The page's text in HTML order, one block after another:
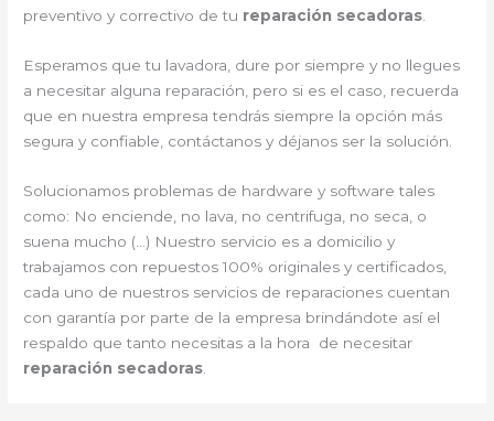
preventivo y correctivo de tu reparación secadoras
Esperamos que tu lavadora, dure por siempre y no llegues
a necesitar alguna reparación, pero si es el caso, recuerda
que en nuestra empresa tendrás siempre la opción más
segura y confiable, contáctanos y déjanos ser la solución.
Solucionamos problemas de hardware y software tales
como: No enciende, no lava, no centrifuga, no seca, o
suena mucho (…) Nuestro servicio es a domicilio y
trabajamos con repuestos 100% originales y certificados,
cada uno de nuestros servicios de reparaciones cuentan
con garantía por parte de la empresa brindándote así el
respaldo que tanto necesitas a la hora de necesitar
reparación secadoras